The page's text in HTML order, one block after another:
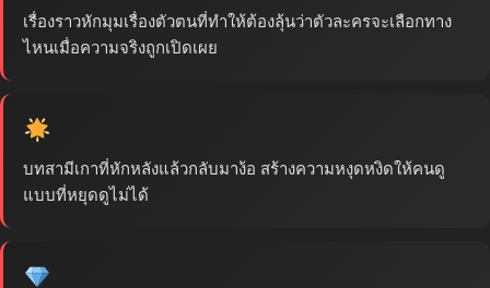
เรื่องราวหักมุมเรื่องตัวตนที่ทำให้ต้องลุ้นว่าตัวละครจะเลือกทาง
ไหนเมื่อความจริงถูกเปิดเผย
บทสามีเกาที่หักหลังแล้วกลับมาง้อ สร้างความหงุดหงิดให้คนดู
แบบที่หยุดดูไม่ได้